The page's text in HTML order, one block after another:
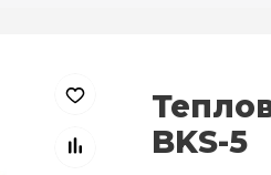
BKS-5